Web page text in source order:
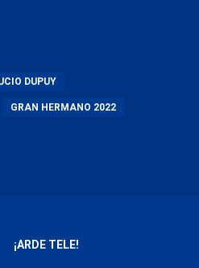
DUPUY
GRAN HERMANO 2022
¡ARDE TELE!